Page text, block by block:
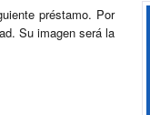
préstamo. Por
Su imagen será la